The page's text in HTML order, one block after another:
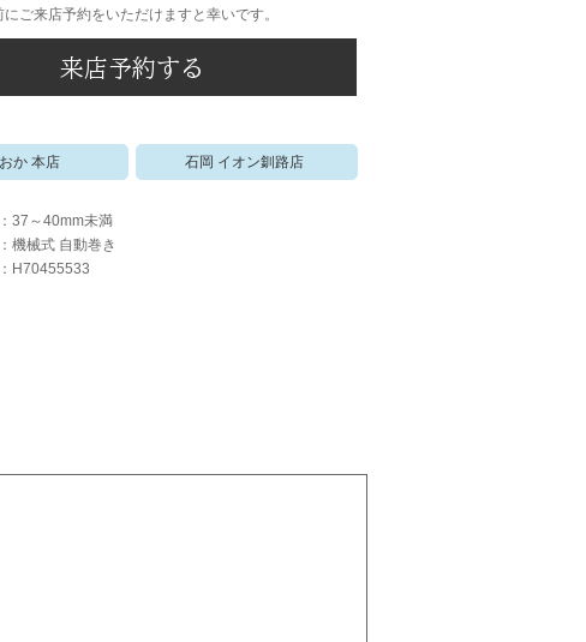
ご来店予約をいただけますと幸いです。
来店予約する
か 本店 石岡 イオン釧路店
37～40mm未満
機械式 自動巻き
H70455533